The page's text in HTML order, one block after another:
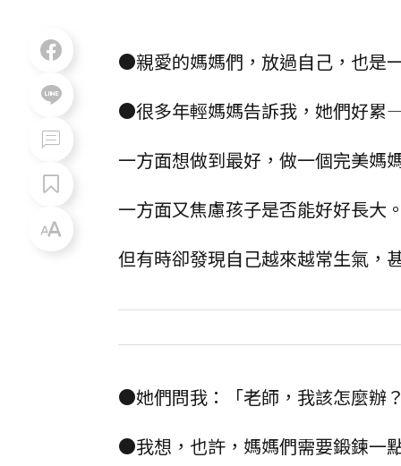
●親愛的媽媽們，放過自己，也是
●很多年輕媽媽告訴我，她們好
一方面想做到最好，做一個完美媽
一方面又焦慮孩子是否能好好長大
但有時卻發現自己越來越常生氣，
●她們問我：「老師，我該怎麼辦
●我想，也許，媽媽們需要鍛鍊一